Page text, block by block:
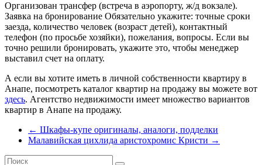
Организован трансфер (встреча в аэропорту, ж/д вокзале).
Заявка на бронирование Обязательно укажите: точные сроки
заезда, количество человек (возраст детей), контактный
телефон (по просьбе хозяйки), пожелания, вопросы. Если вы
точно решили бронировать, укажите это, чтобы менеджер
выставил счет на оплату.
А если вы хотите иметь в личной собственности квартиру в
Анапе, посмотреть каталог квартир на продажу вы можете вот
здесь. Агентство недвижимости имеет множество вариантов
квартир в Анапе на продажу.
← Шкафы-купе оригиналы, аналоги, подделки
Малавийская цихлида аристохромис Кристи →